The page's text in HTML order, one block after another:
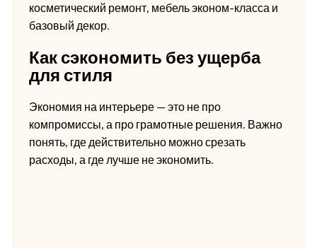
косметический ремонт, мебель эконом-класса и
базовый декор.
Как сэкономить без ущерба
для стиля
Экономия на интерьере — это не про
компромиссы, а про грамотные решения. Важно
понять, где действительно можно срезать
расходы, а где лучше не экономить.